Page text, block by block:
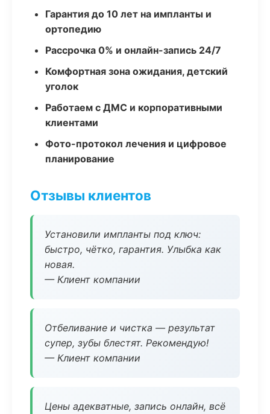
Гарантия до 10 лет на импланты и
ортопедию
Рассрочка 0% и онлайн-запись 24/7
Комфортная зона ожидания, детский
уголок
Работаем с ДМС и корпоративными
клиентами
Фото-протокол лечения и цифровое
планирование
Отзывы клиентов
Установили импланты под ключ:
быстро, чётко, гарантия. Улыбка как
новая.
— Клиент компании
Отбеливание и чистка — результат
супер, зубы блестят. Рекомендую!
— Клиент компании
Цены адекватные, запись онлайн, всё